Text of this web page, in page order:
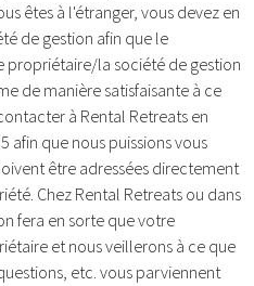
êtes à l'étranger, vous devez en
de gestion afin que le
propriétaire/la société de gestion
de manière satisfaisante à ce
à Rental Retreats en
afin que nous puissions vous
être adressées directement
Chez Rental Retreats ou dans
fera en sorte que votre
et nous veillerons à ce que
etc. vous parviennent